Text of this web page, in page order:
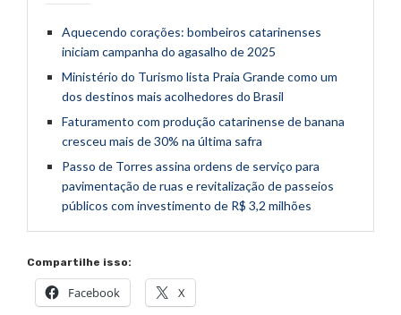
Aquecendo corações: bombeiros catarinenses
iniciam campanha do agasalho de 2025
Ministério do Turismo lista Praia Grande como um
dos destinos mais acolhedores do Brasil
Faturamento com produção catarinense de banana
cresceu mais de 30% na última safra
Passo de Torres assina ordens de serviço para
pavimentação de ruas e revitalização de passeios
públicos com investimento de R$ 3,2 milhões
Compartilhe isso:
Facebook X